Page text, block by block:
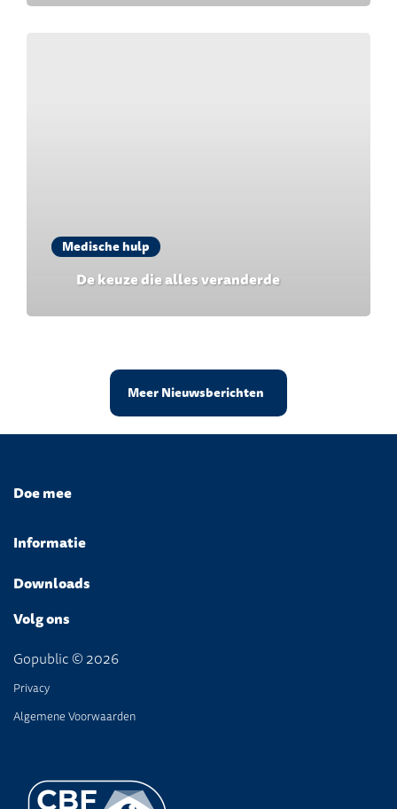
Medische hulp
De keuze die alles veranderde
Meer Nieuwsberichten
Doe mee
Informatie
Downloads
Volg ons
Gopublic © 2026
Privacy
Algemene Voorwaarden